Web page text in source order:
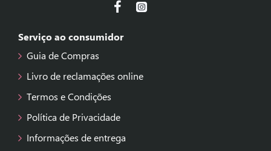
Serviço ao consumidor
Guia de Compras
Livro de reclamações online
Termos e Condições
Política de Privacidade
Informações de entrega